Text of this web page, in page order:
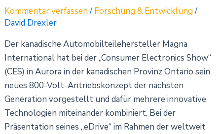
Kommentar verfassen/ Forschung & Entwicklung/
David Drexler
Der kanadische Automobilteilehersteller Magna
International hat bei der „Consumer Electronics Show“
(CES) in Aurora in der kanadischen Provinz Ontario sein
neues 800-Volt-Antriebskonzept der nächsten
Generation vorgestellt und dafür mehrere innovative
Technologien miteinander kombiniert. Bei der
Präsentation seines „eDrive“ im Rahmen der weltweit